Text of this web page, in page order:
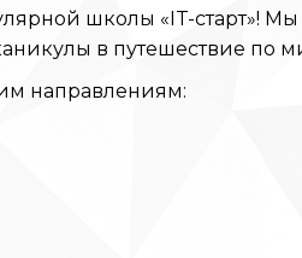
школы «IT-старт»! Мы
в путешествие по
направлениям: